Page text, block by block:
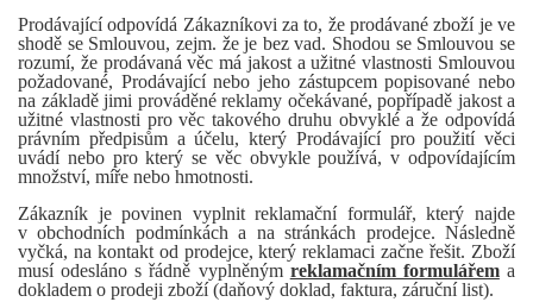
Prodávající odpovídá Zákazníkovi za to, že prodávané zboží je ve
shodě se Smlouvou, zejm. že je bez vad. Shodou se Smlouvou se
rozumí, že prodávaná věc má jakost a užitné vlastnosti Smlouvou
požadované, Prodávající nebo jeho zástupcem popisované nebo
na základě jimi prováděné reklamy očekávané, popřípadě jakost a
užitné vlastnosti pro věc takového druhu obvyklé a že odpovídá
právním předpisům a účelu, který Prodávající pro použití věci
uvádí nebo pro který se věc obvykle používá, v odpovídajícím
množství, míře nebo hmotnosti.
Zákazník je povinen vyplnit reklamační formulář, který najde
v obchodních podmínkách a na stránkách prodejce. Následně
vyčká, na kontakt od prodejce, který reklamaci začne řešit. Zboží
musí odesláno s řádně vyplněným reklamačním formulářema
dokladem o prodeji zboží (daňový doklad, faktura, záruční list).